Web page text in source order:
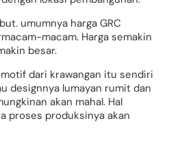
umumnya harga GRC
macam. Harga semakin
besar.
dari krawangan itu sendiri
designnya lumayan rumit dan
akan mahal. Hal
proses produksinya akan